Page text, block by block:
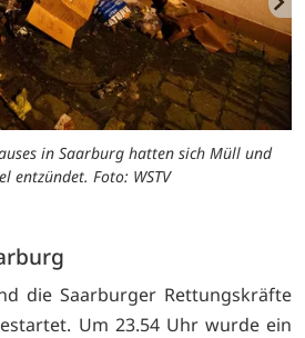
in Saarburg hatten sich Müll und
entzündet. Foto: WSTV
die Saarburger Rettungskräfte
Um 23.54 Uhr wurde ein